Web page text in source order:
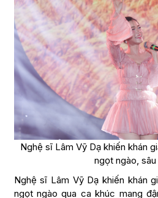
Nghệ sĩ Lâm Vỹ Dạ khiến khán
ngọt ngào, sâu
Nghệ sĩ Lâm Vỹ Dạ khiến khán
ngọt ngào qua ca khúc mang